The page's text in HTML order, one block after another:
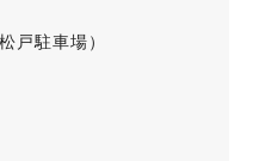
戸駐車場）